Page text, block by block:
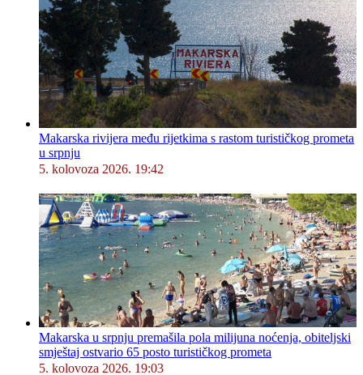
Makarska rivijera među rijetkima s rastom turističkog prometa
u srpnju
5. kolovoza 2026. 19:42
Makarska u srpnju premašila pola milijuna noćenja, obiteljski
smještaj ostvario 65 posto turističkog prometa
5. kolovoza 2026. 19:03